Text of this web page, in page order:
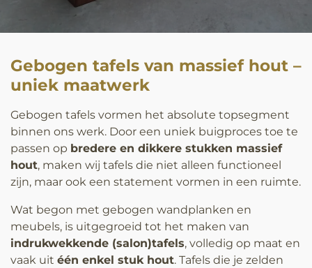
Gebogen tafels van massief hout –
uniek maatwerk
Gebogen tafels vormen het absolute topsegment
binnen ons werk. Door een uniek buigproces toe te
passen op bredere en dikkere stukken massief
hout, maken wij tafels die niet alleen functioneel
zijn, maar ook een statement vormen in een ruimte.
Wat begon met gebogen wandplanken en
meubels, is uitgegroeid tot het maken van
indrukwekkende (salon)tafels, volledig op maat en
vaak uit één enkel stuk hout. Tafels die je zelden